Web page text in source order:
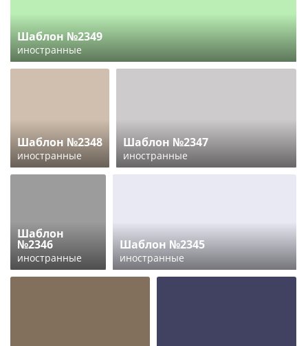
Шаблон №2349
иностранные
Шаблон №2348
иностранные
Шаблон №2347
иностранные
Шаблон
№2346
иностранные
Шаблон №2345
иностранные